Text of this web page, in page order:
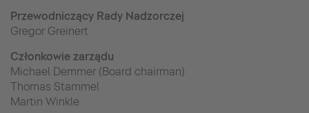
Przewodniczący Rady Nadzorczej
Gregor Greinert
Członkowie zarządu
Michael Demmer (Board chairman)
Thomas Stammel
Martin Winkle